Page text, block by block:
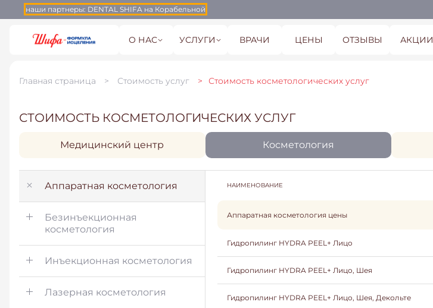
наши партнеры: DENTAL SHIFA на Корабельной
О НАС УСЛУГИ ВРАЧИ ЦЕНЫ ОТЗЫВЫ АКЦИИ
Главная страница Стоимость услуг Стоимость косметологических услуг
СТОИМОСТЬ КОСМЕТОЛОГИЧЕСКИХ УСЛУГ
Медицинский центр Косметология
Аппаратная косметология
Безинъекционная
косметология
Инъекционная косметология
Лазерная косметология
НАИМЕНОВАНИЕ
Аппаратная косметология цены
Гидропилинг HYDRA PEEL+ Лицо
Гидропилинг HYDRA PEEL+ Лицо, Шея
Гидропилинг HYDRA PEEL+ Лицо, Шея, Декольте